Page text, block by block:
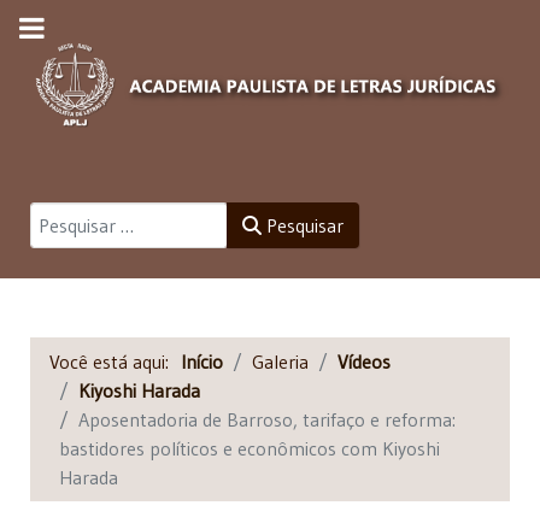
Pesquisar Pesquisar
Você está aqui: Início Galeria
Vídeos
Kiyoshi Harada
Aposentadoria de Barroso, tarifaço e reforma:
bastidores políticos e econômicos com Kiyoshi
Harada